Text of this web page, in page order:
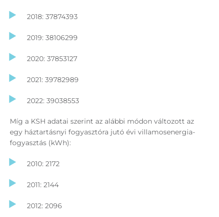
2018: 37874393
2019: 38106299
2020: 37853127
2021: 39782989
2022: 39038553
Míg a KSH adatai szerint az alábbi módon változott az
egy háztartásnyi fogyasztóra jutó évi villamosenergia-
fogyasztás (kWh):
2010: 2172
2011: 2144
2012: 2096